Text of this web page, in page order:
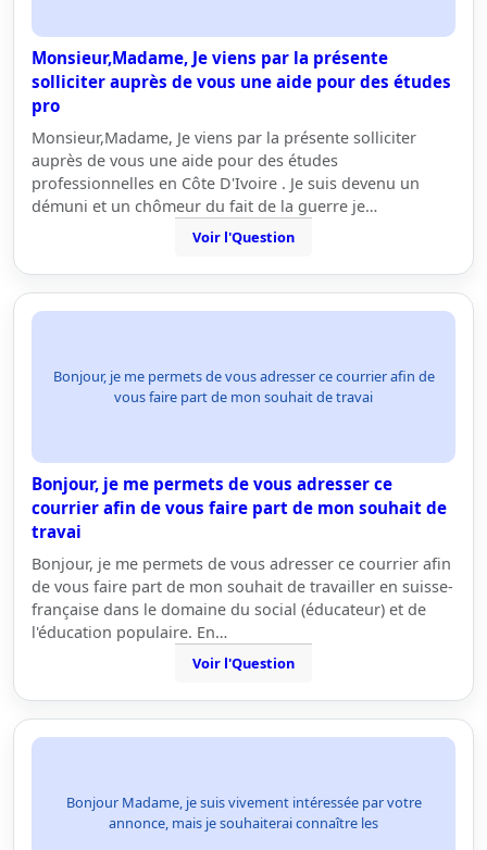
Monsieur,Madame, Je viens par la présente
solliciter auprès de vous une aide pour des études
pro
Monsieur,Madame, Je viens par la présente solliciter
auprès de vous une aide pour des études
professionnelles en Côte D'Ivoire . Je suis devenu un
démuni et un chômeur du fait de la guerre je…
Voir l'Question
Bonjour, je me permets de vous adresser ce courrier afin de
vous faire part de mon souhait de travai
Bonjour, je me permets de vous adresser ce
courrier afin de vous faire part de mon souhait de
travai
Bonjour, je me permets de vous adresser ce courrier afin
de vous faire part de mon souhait de travailler en suisse-
française dans le domaine du social (éducateur) et de
l'éducation populaire. En…
Voir l'Question
Bonjour Madame, je suis vivement intéressée par votre
annonce, mais je souhaiterai connaître les